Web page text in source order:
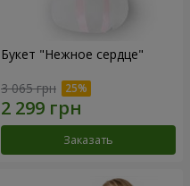
Букет "Нежное сердце"
3 065 грн
Заказать